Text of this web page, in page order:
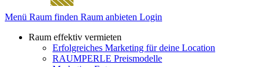
Menü Raum finden Raum anbieten Login
Raum effektiv vermieten
Erfolgreiches Marketing für deine Location
RAUMPERLE Preismodelle